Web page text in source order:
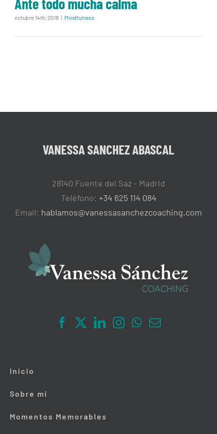
octubre 14th, 2018 | Mindfulness
VANESSA SANCHEZ ABASCAL
28140 Fuente del Saz - Madrid
Teléfono: +34 625 114 084
Email: hablamos@vanessasanchezcoaching.com
Inicio
Sobre mi
Momentos Memorables